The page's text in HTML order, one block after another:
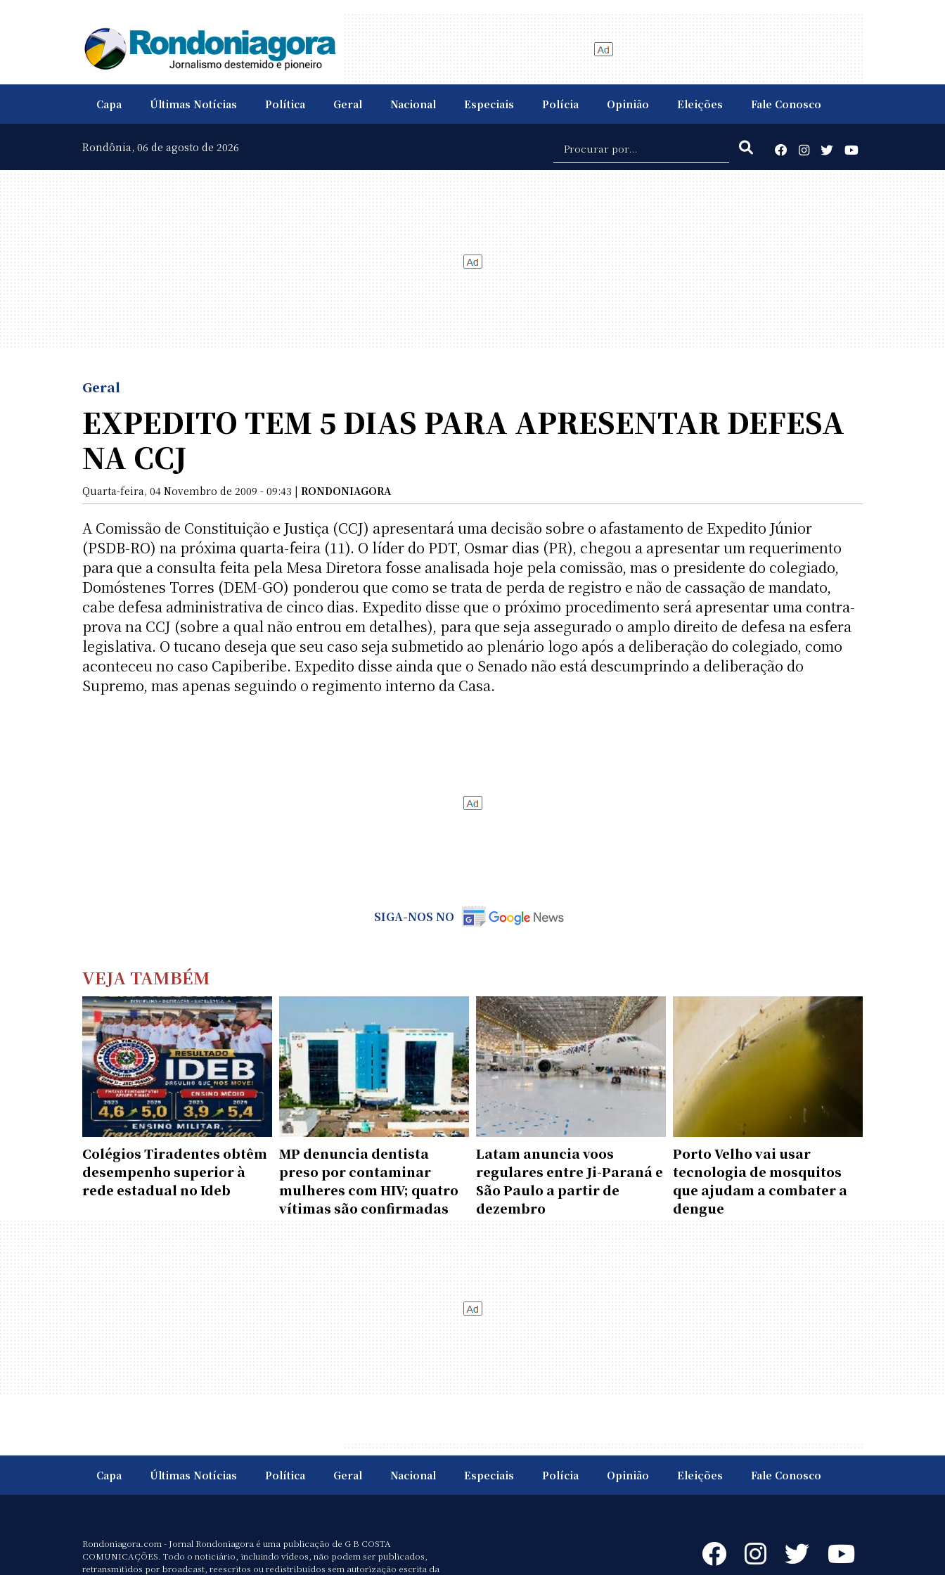
Capa Últimas Notícias Política Geral Nacional Especiais Polícia Opinião Eleições Fale Conosco
Rondônia, 06 de agosto de 2026
Geral
EXPEDITO TEM 5 DIAS PARA APRESENTAR DEFESA
NA CCJ
Quarta-feira, 04 Novembro de 2009 - 09:43 | RONDONIAGORA
A Comissão de Constituição e Justiça (CCJ) apresentará uma decisão sobre o afastamento de Expedito Júnior
(PSDB-RO) na próxima quarta-feira (11). O líder do PDT, Osmar dias (PR), chegou a apresentar um requerimento
para que a consulta feita pela Mesa Diretora fosse analisada hoje pela comissão, mas o presidente do colegiado,
Domóstenes Torres (DEM-GO) ponderou que como se trata de perda de registro e não de cassação de mandato,
cabe defesa administrativa de cinco dias. Expedito disse que o próximo procedimento será apresentar uma contra-
prova na CCJ (sobre a qual não entrou em detalhes), para que seja assegurado o amplo direito de defesa na esfera
legislativa. O tucano deseja que seu caso seja submetido ao plenário logo após a deliberação do colegiado, como
aconteceu no caso Capiberibe. Expedito disse ainda que o Senado não está descumprindo a deliberação do
Supremo, mas apenas seguindo o regimento interno da Casa.
SIGA-NOS NO
VEJA TAMBÉM
Colégios Tiradentes obtêm
desempenho superior à
rede estadual no Ideb
MP denuncia dentista
preso por contaminar
mulheres com HIV; quatro
vítimas são confirmadas
Latam anuncia voos
regulares entre Ji-Paraná e
São Paulo a partir de
dezembro
Porto Velho vai usar
tecnologia de mosquitos
que ajudam a combater a
dengue
Capa Últimas Notícias Política Geral Nacional Especiais Polícia Opinião Eleições Fale Conosco
Rondoniagora.com - Jornal Rondoniagora é uma publicação de G B COSTA
COMUNICAÇÕES. Todo o noticiário, incluindo vídeos, não podem ser publicados,
retransmitidos por broadcast, reescritos ou redistribuídos sem autorização escrita da